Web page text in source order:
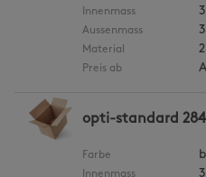
Innenmass
Aussenmass
Material
Preis ab
opti-standard
Farbe
Innenmass